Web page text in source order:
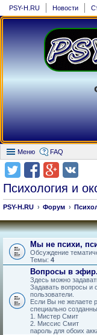
PSY-H.RU Новости
Меню FAQ
Психология и
PSY-H.RU Форум
Мы не психи,
Обсуждение
Темы: 4
Вопросы в эфир.
Здесь можно
Задавать вопросы и
пользователи.
Если Вы не желаете
специально
1. Мистер Смит
2. Миссис Смит
пароль для обоих